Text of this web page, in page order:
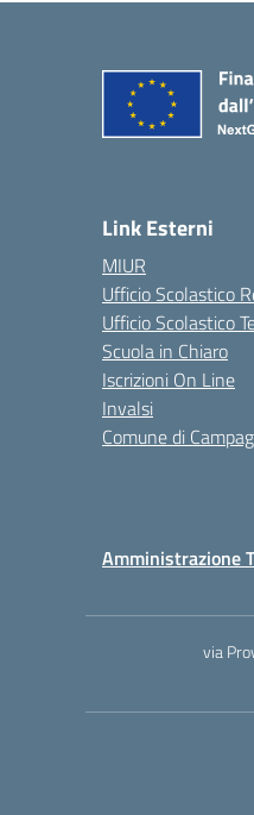
Link Esterni
MIUR
Ufficio Scolastico
Ufficio Scolastico
Scuola in Chiaro
Iscrizioni On Line
Invalsi
Comune di
Amministrazione
via